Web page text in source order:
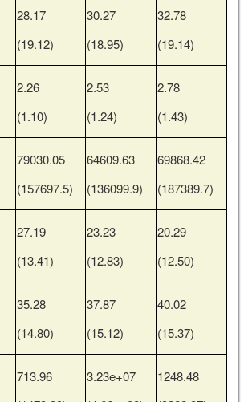
28.17
(19.12)
30.27
(18.95)
32.78
(19.14)
2.26
(1.10)
2.53
(1.24)
2.78
(1.43)
79030.05
(157697.5)
64609.63
(136099.9)
69868.42
(187389.7)
27.19
(13.41)
23.23
(12.83)
20.29
(12.50)
35.28
(14.80)
37.87
(15.12)
40.02
(15.37)
713.96
3.23e+07
1248.48